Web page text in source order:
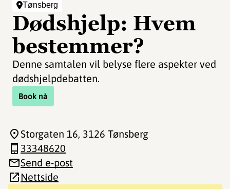
Tønsberg
Dødshjelp: Hvem
bestemmer?
Denne samtalen vil belyse flere aspekter ved
dødshjelpdebatten.
Book nå
Storgaten 16, 3126 Tønsberg
33348620
Send e-post
Nettside